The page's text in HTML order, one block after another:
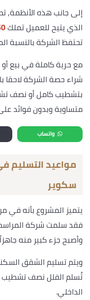
إلى جانب هذه الأنظمة,
الذي يتيح للعميل تملك
تحتفظ الشركة بالنسبة
مع حرية كاملة في بيع
شراء حصة الشركة لاحقا
بتشطيب كامل أو نصف
متساوية وبدون فوائد
واتساب
مواعيد التسليم
سكوير
يتميز المشروع بأنه في
فقد سلمت شركة
وأصبح جزء كبير منه
ويتم تسليم الشقق
تُسلم الفلل نصف تشطيب
الداخلي.